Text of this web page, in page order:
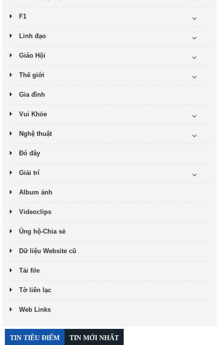
F1
Linh đạo
Giáo Hội
Thế giới
Gia đình
Vui Khỏe
Nghệ thuật
Đó đây
Giải trí
Album ảnh
Videoclips
Ủng hộ-Chia sẻ
Dữ liệu Website cũ
Tải file
Tờ liên lạc
Web Links
TIN TIÊU ĐIỂM TIN MỚI NHẤT